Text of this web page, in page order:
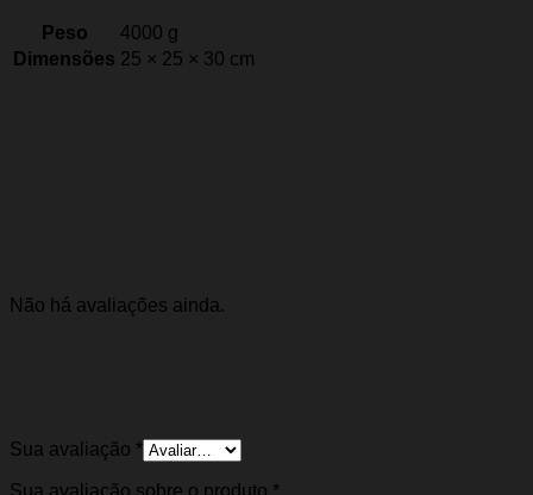
Peso
4000 g
Dimensões 25 × 25 × 30 cm
Não há avaliações ainda.
Sua avaliação *
Sua avaliação sobre o produto *